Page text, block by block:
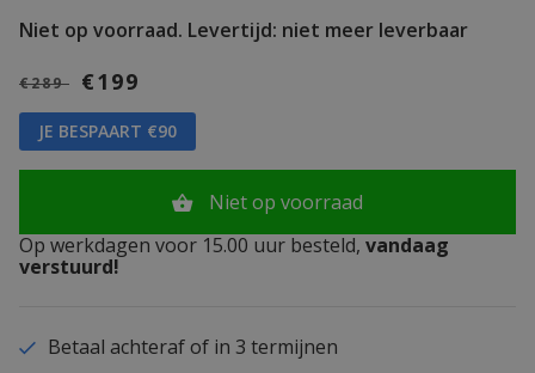
Niet op voorraad. Levertijd: niet meer leverbaar
€289 €199
JE BESPAART €90
Niet op voorraad
Op werkdagen voor 15.00 uur besteld, vandaag
verstuurd!
Betaal achteraf of in 3 termijnen